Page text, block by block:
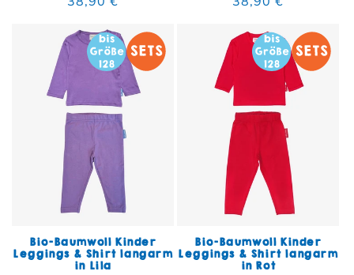
Bio-Baumwoll Kinder
Leggings & Shirt langarm
in Lila
Bio-Baumwoll Kinder
Leggings & Shirt langarm
in Rot